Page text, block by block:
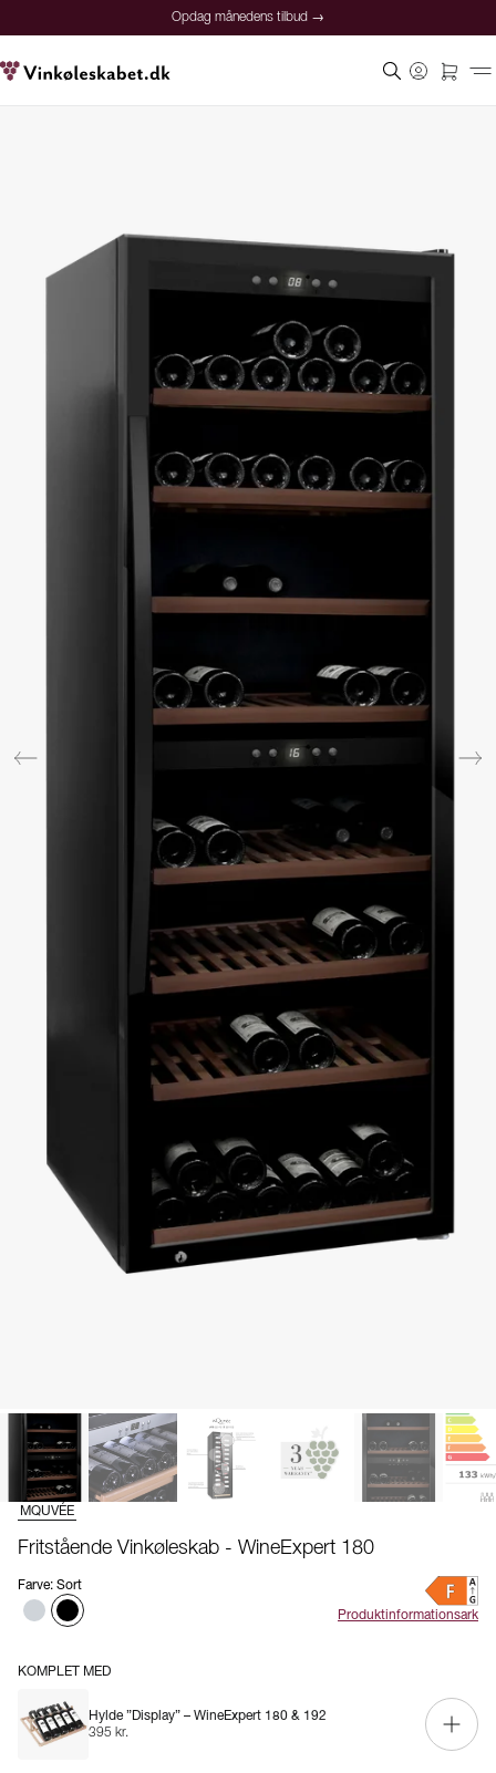
Opdag månedens tilbud →
MQUVÉE
Fritstående Vinkøleskab - WineExpert 180
Farve: Sort
Produktinformationsark
KOMPLET MED
Hylde ”Display” – WineExpert 180 & 192
395 kr.